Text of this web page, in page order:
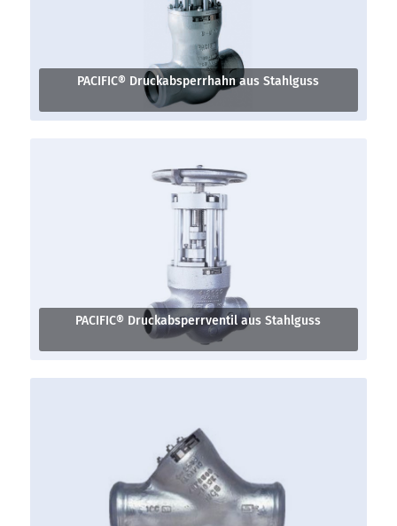
PACIFIC® Druckabsperrhahn aus Stahlguss
PACIFIC® Druckabsperrventil aus Stahlguss